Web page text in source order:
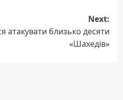
Next:
атакувати близько десяти
«Шахедів»